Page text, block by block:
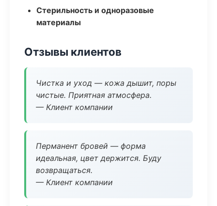
Стерильность и одноразовые
материалы
Отзывы клиентов
Чистка и уход — кожа дышит, поры
чистые. Приятная атмосфера.
— Клиент компании
Перманент бровей — форма
идеальная, цвет держится. Буду
возвращаться.
— Клиент компании